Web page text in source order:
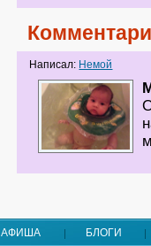
Написал: Немой
АФИША БЛОГИ